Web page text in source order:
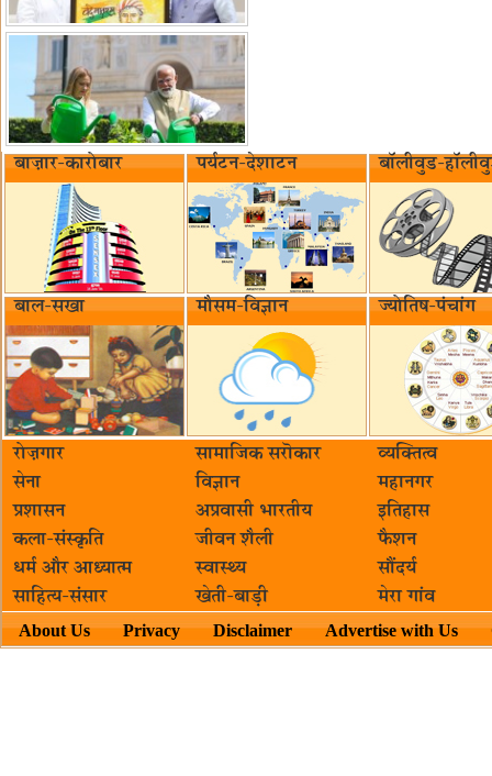
बाज़ार-कारोबार पर्यटन-देशाटन बॉलीवुड-
बाल-सखा मौसम-विज्ञान ज्योतिष-पंचांग
रोज़गार सामाजिक सरॊकार‌
व्यक्तित्व
सेना
विज्ञान
महानगर
प्रशासन
अप्रवासी भारतीय
इतिहास
कला-संस्कृति
जीवन शैली
फैशन
धर्म और आध्यात्म
स्वास्थ्य
सौंदर्य
साहित्य-संसार
खेती-बाड़ी मेरा गांव
About Us Privacy Disclaimer Advertise with Us